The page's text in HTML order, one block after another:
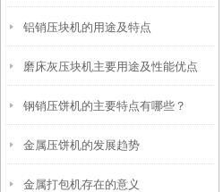
铝销压块机的用途及特点
磨床灰压块机主要用途及性能优点
钢销压饼机的主要特点有哪些？
金属压饼机的发展趋势
金属打包机存在的意义